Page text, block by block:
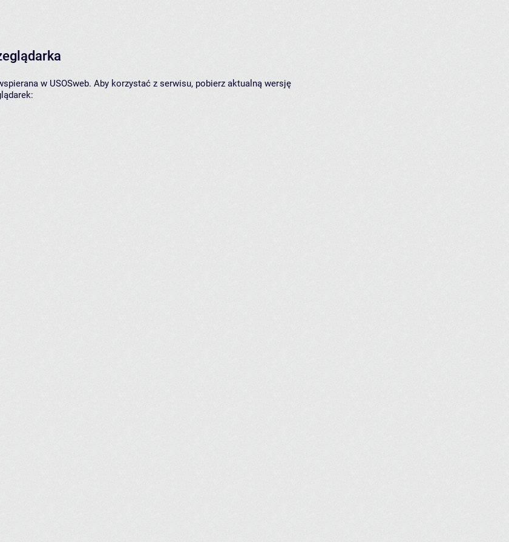
w USOSweb. Aby korzystać z serwisu, pobierz aktualną wersję